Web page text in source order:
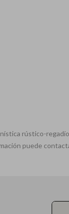
rústico-
puede